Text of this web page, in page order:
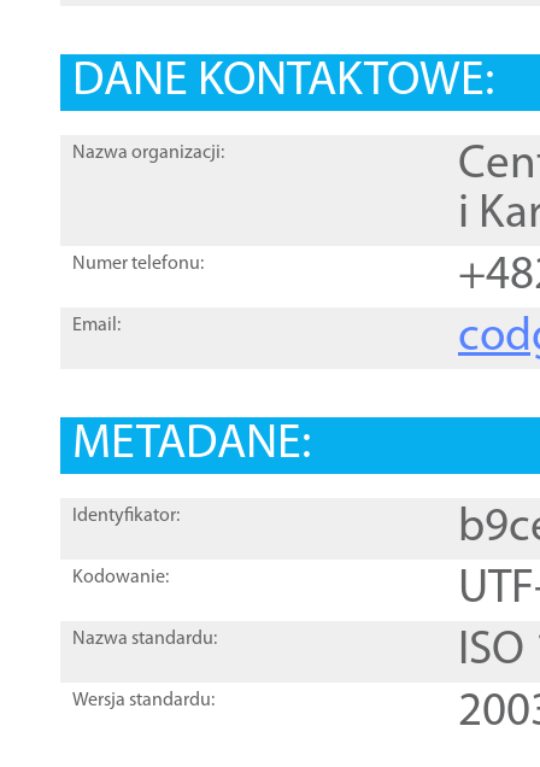
DANE KONTAKTOWE:
Nazwa organizacji:
i
Numer telefonu:
Email:
METADANE:
Identyfikator:
Kodowanie:
Nazwa standardu:
Wersja standardu: